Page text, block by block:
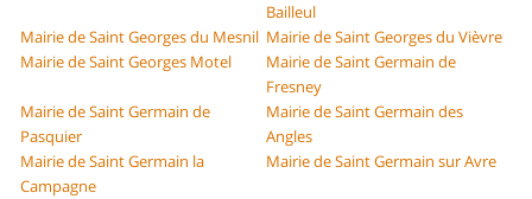
Bailleul
Mairie de Saint Georges du Mesnil Mairie de Saint Georges du Vièvre
Mairie de Saint Georges Motel
Mairie de Saint Germain de
Fresney
Mairie de Saint Germain de
Pasquier
Mairie de Saint Germain des
Angles
Mairie de Saint Germain la
Campagne
Mairie de Saint Germain sur Avre